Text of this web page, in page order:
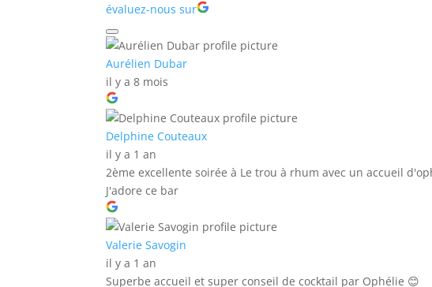
évaluez-nous sur
Aurélien Dubar
il y a 8 mois
Delphine Couteaux
il y a 1 an
2ème excellente soirée à Le trou à rhum avec un accueil
J'adore ce bar
Valerie Savogin
il y a 1 an
Superbe accueil et super conseil de cocktail par Ophélie 😊